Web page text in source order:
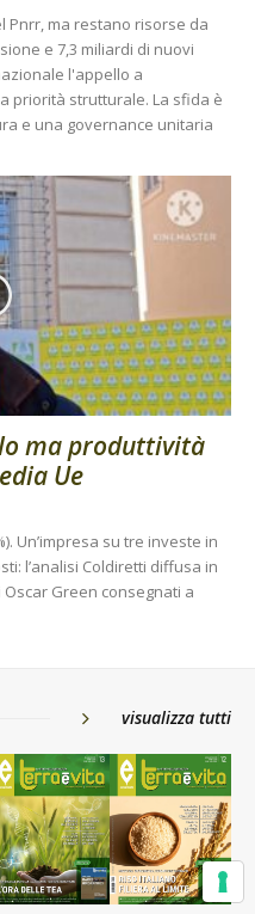
Pnrr, ma restano risorse da
e 7,3 miliardi di nuovi
l'appello a
priorità strutturale. La sfida è
e una governance unitaria
ma produttività
Ue
Un’impresa su tre investe in
l’analisi Coldiretti diffusa in
Green consegnati a
visualizza tutti